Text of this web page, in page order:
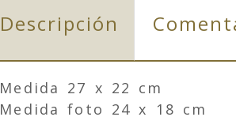
Descripción
Medida 27 x 22 cm
Medida foto 24 x 18 cm